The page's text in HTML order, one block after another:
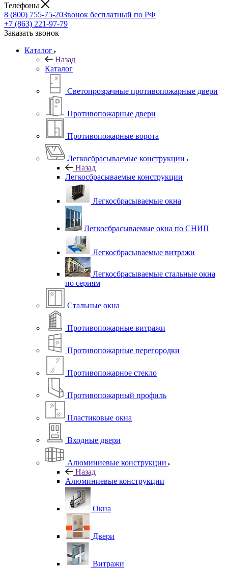
Телефоны
8 (800) 755-75-20Звонок бесплатный по РФ
+7 (863) 221-97-79
Заказать звонок
Каталог
Назад
Каталог
Светопрозрачные противопожарные двери
Противопожарные двери
Противопожарные ворота
Легкосбрасываемые конструкции
Назад
Легкосбрасываемые конструкции
Легкосбрасываемые окна
Легкосбрасываемые окна по СНИП
Легкосбрасываемые витражи
Легкосбрасываемые стальные окна
по сериям
Стальные окна
Противопожарные витражи
Противопожарные перегородки
Противопожарное стекло
Противопожарный профиль
Пластиковые окна
Входные двери
Алюминиевые конструкции
Назад
Алюминиевые конструкции
Окна
Двери
Витражи